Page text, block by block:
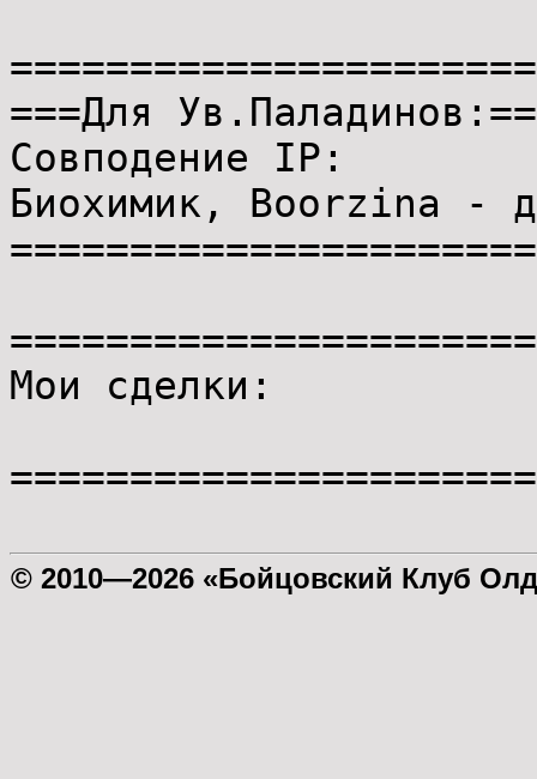
===Для
Совподение IP:
Биохимик, Boorzina -
Мои сделки:
© 2010—2026 «Бойцовский Клуб